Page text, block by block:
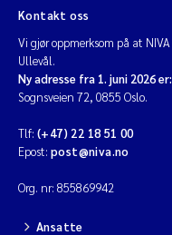
Kontakt oss
Vi gjør oppmerksom på at
Ullevål.
Ny adresse fra 1. juni 2026 er:
Sognsveien 72, 0855 Oslo.
Tlf: (+47) 22 18 51 00
Epost: post@niva.no
Org. nr: 855869942
Ansatte